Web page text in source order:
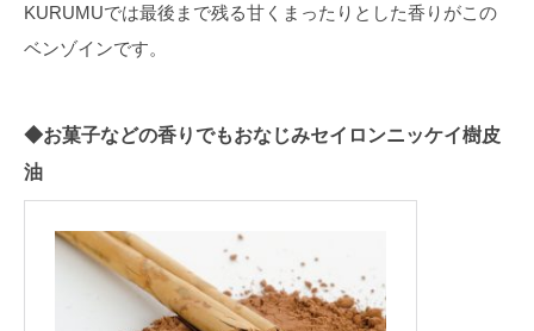
KURUMUでは最後まで残る甘くまったりとした香りがこの
ベンゾインです。
◆お菓子などの香りでもおなじみセイロンニッケイ樹皮
油